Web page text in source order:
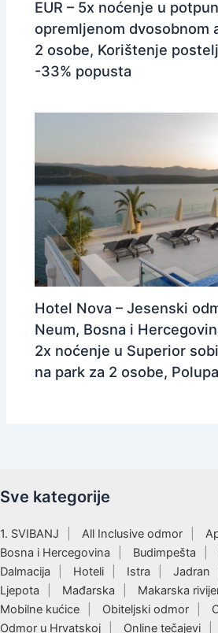
EUR – 5x noćenje u
opremljenom dvosobnom
2 osobe, Korištenje
-33% popusta
Hotel Nova – Jesenski
Neum, Bosna i
2x noćenje u Superior
na park za 2 osobe,
Sve kategorije
1. SVIBANJ All Inclusive odmor
Bosna i Hercegovina
Budimpešta
Dalmacija
Hoteli Istra Jadran
Ljepota
Mađarska Makarska
Mobilne kućice
Obiteljski odmor
Odmor u Hrvatskoj
Online tečajevi